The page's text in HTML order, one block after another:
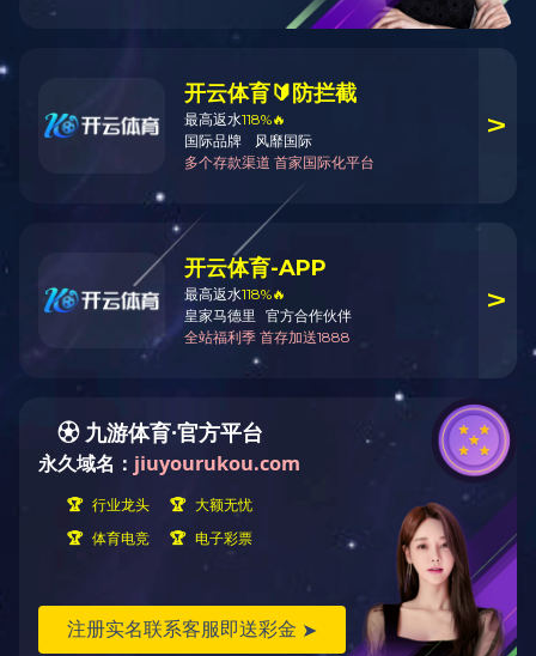
制定和实施宪法，是人类文明
带领全国各族人民，经过艰辛探
义上的人民宪法，在我国宪法发
宪法制度发展历程，我们愈加
民开辟的前进道路和积累的宝贵
今年是“五四宪法”颁布七十周
宪法》（因其在1954年制定，又
一部社会主义类型的宪法。“五
路，调动了广大人民群众建设
时期我国现行宪法的制定和完善
党的十一届三中全会之后，发
月4日，第五届全国人民代表大
这部宪法深刻总结了我国社会
任务，为改革开放和社会主义
大分别于1988年、1993年、
是十分重要的修正，有力推动和
党的十八大以来，以习近平同
力措施加强宪法实施和监督工作